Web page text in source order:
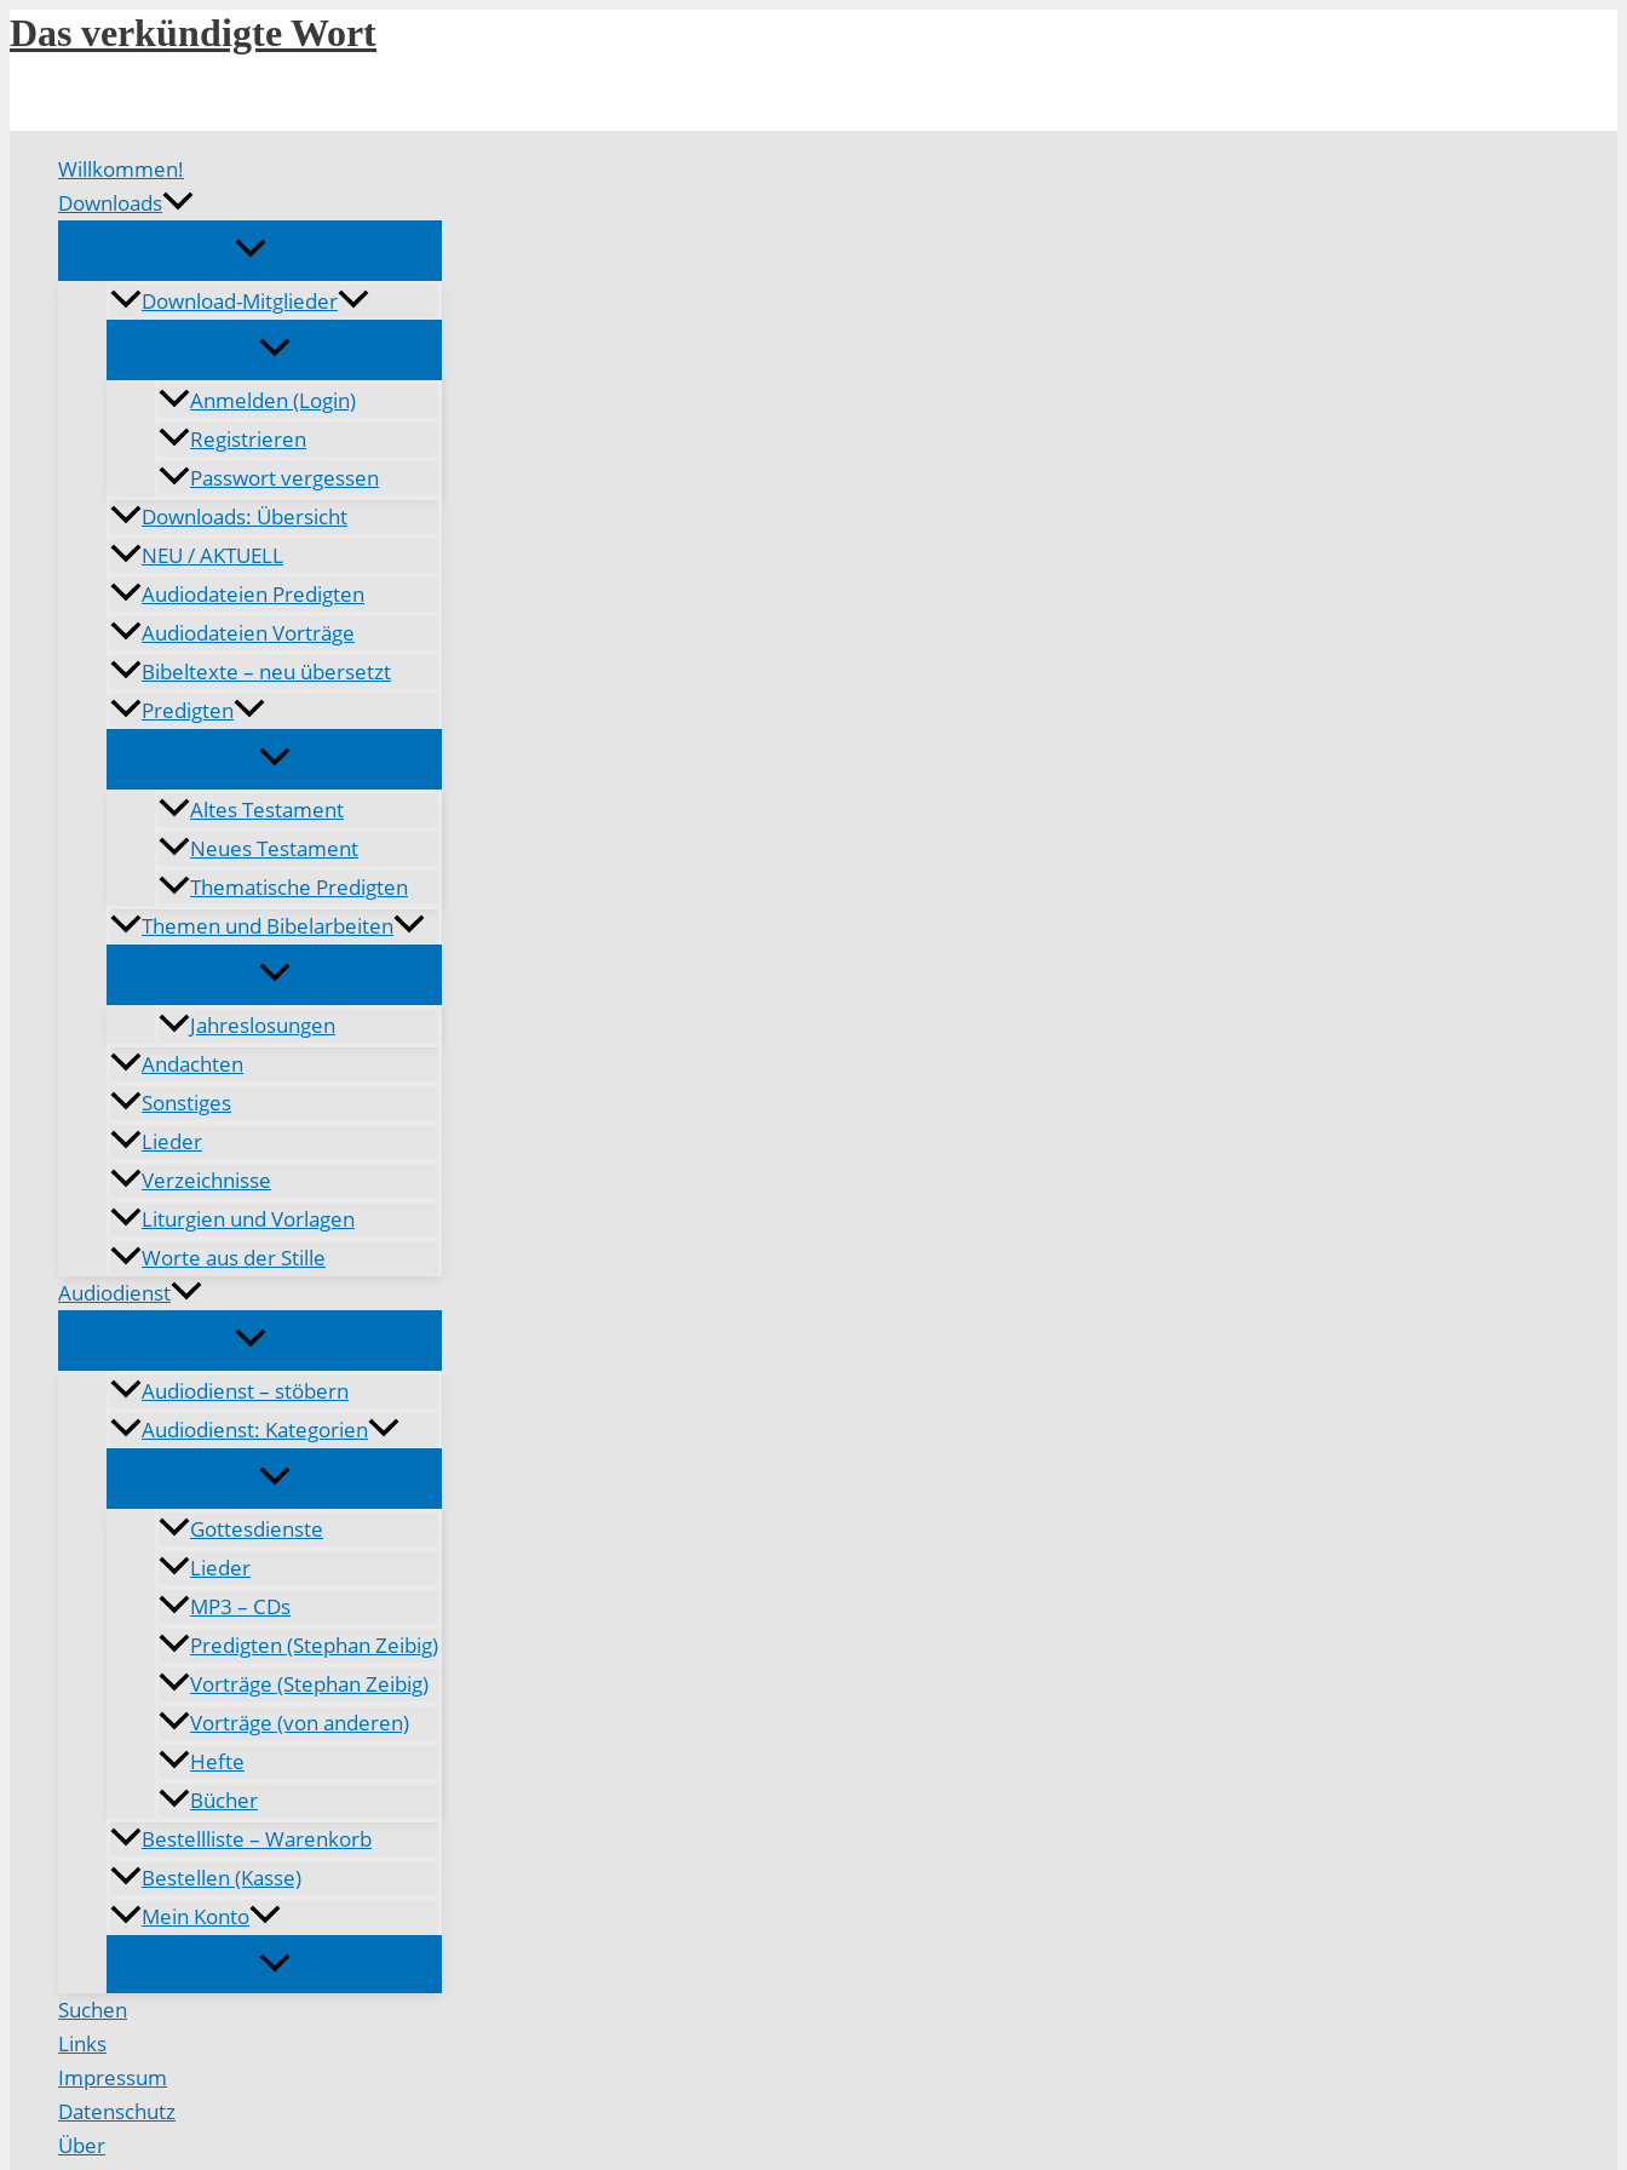
Zum
Inhalt
Das verkündigte Wort
Willkommen!
Downloads
Download-Mitglieder
Anmelden (Login)
Registrieren
Passwort vergessen
Downloads: Übersicht
NEU / AKTUELL
Audiodateien Predigten
Audiodateien Vorträge
Bibeltexte – neu übersetzt
Predigten
Altes Testament
Neues Testament
Thematische Predigten
Themen und Bibelarbeiten
Jahreslosungen
Andachten
Sonstiges
Lieder
Verzeichnisse
Liturgien und Vorlagen
Worte aus der Stille
Audiodienst
Audiodienst – stöbern
Audiodienst: Kategorien
Gottesdienste
Lieder
MP3 – CDs
Predigten (Stephan Zeibig)
Vorträge (Stephan Zeibig)
Vorträge (von anderen)
Hefte
Bücher
Bestellliste – Warenkorb
Bestellen (Kasse)
Mein Konto
Suchen
Links
Impressum
Datenschutz
Über